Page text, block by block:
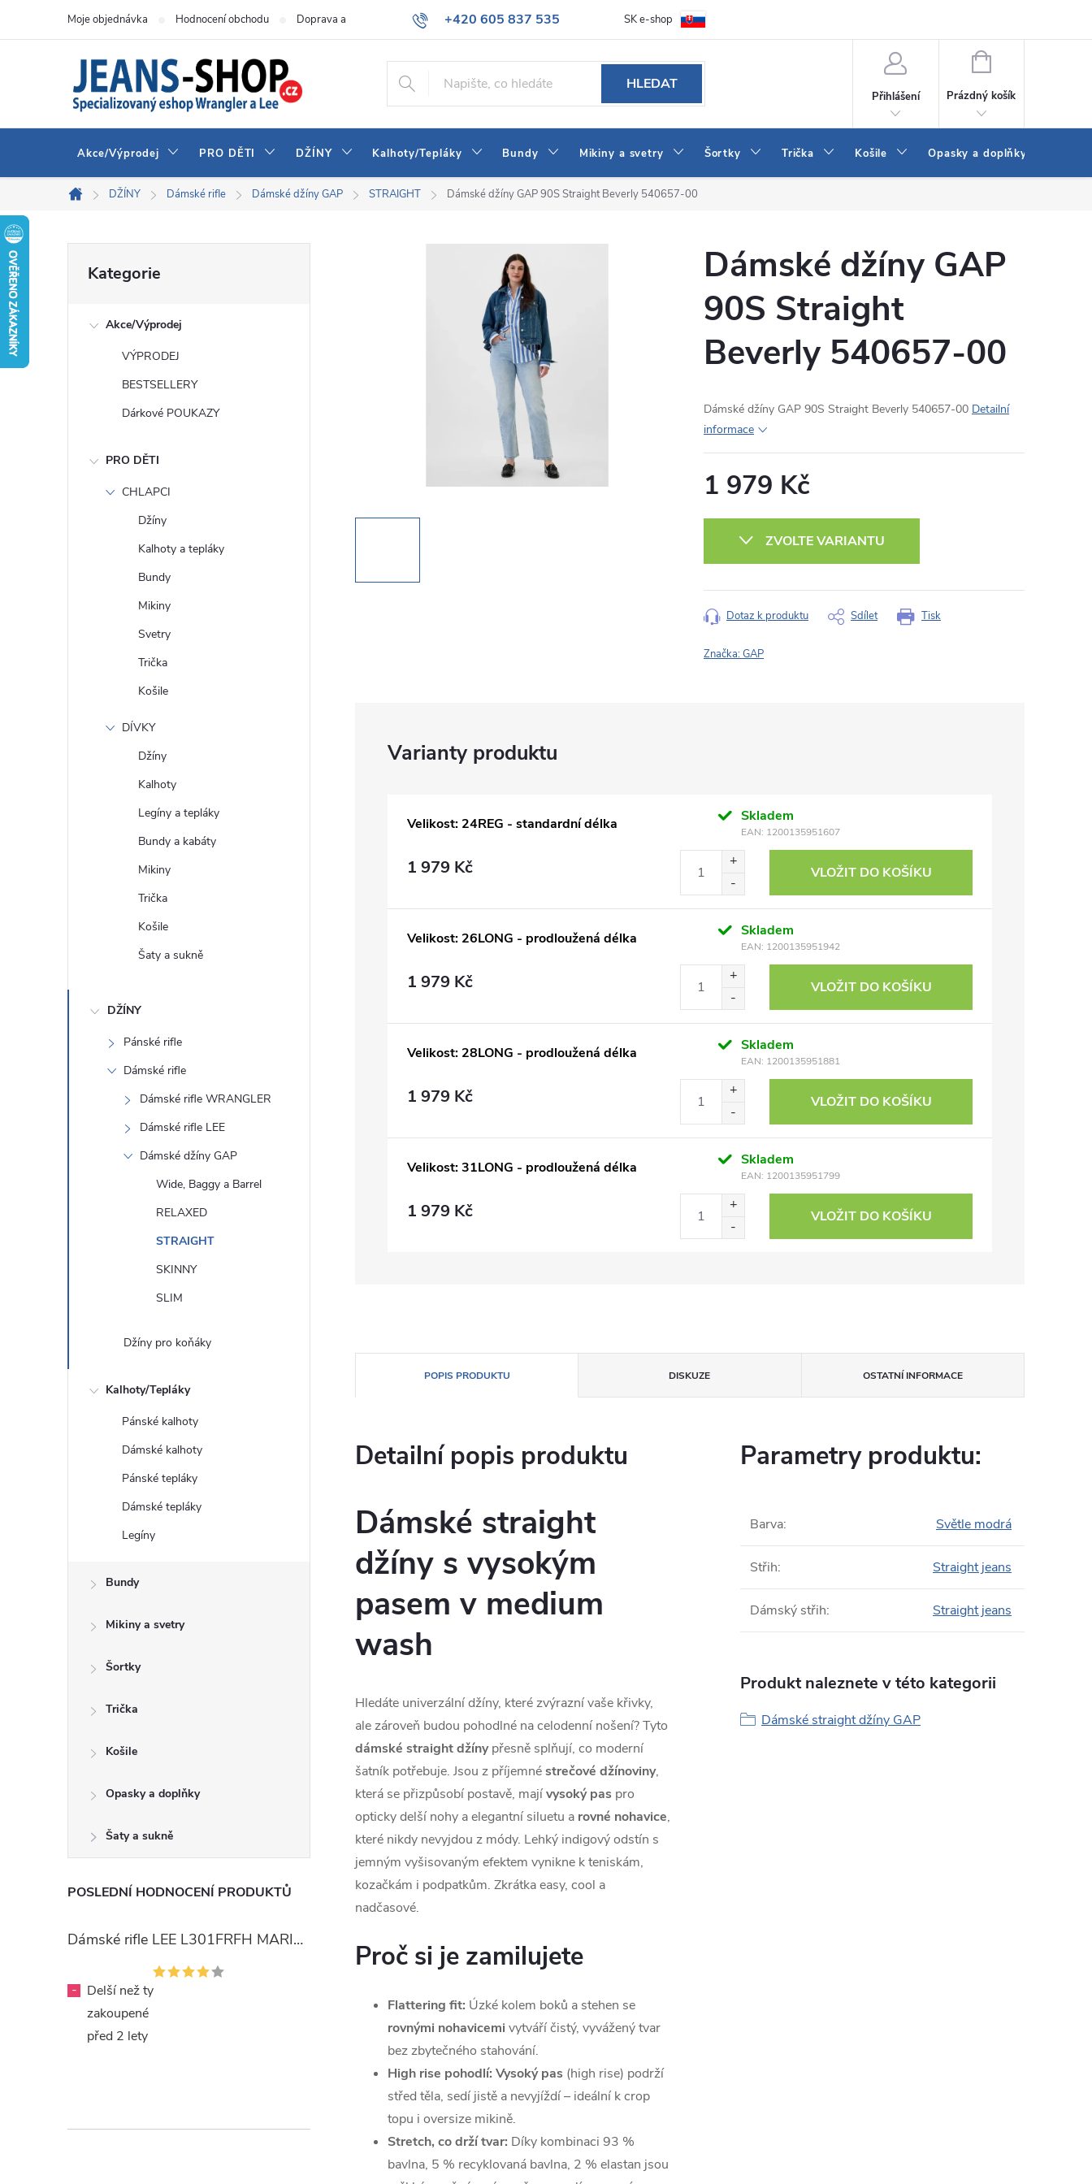
+420 605 837 535
info@jeans-shop.cz
Moje objednávka Hodnocení obchodu Doprava a platba Obchodní podmínky Naše prodejna Blog Kontakt
SK e-shop
HLEDAT
Přihlášení
NÁKUPNÍ
Prázdný košík
Akce/Výprodej PRO DĚTI DŽÍNY Kalhoty/Tepláky Bundy Mikiny a svetry Šortky Trička Košile Opasky a doplňky
Domů
DŽÍNY Dámské rifle Dámské džíny GAP STRAIGHT Dámské džíny GAP 90S Straight Beverly 540657-00
kategorie
Kategorie
Akce/Výprodej
VÝPRODEJ
BESTSELLERY
Dárkové POUKAZY
PRO DĚTI
CHLAPCI
Džíny
Kalhoty a tepláky
Bundy
Mikiny
Svetry
Trička
Košile
DÍVKY
Džíny
Kalhoty
Legíny a tepláky
Bundy a kabáty
Mikiny
Trička
Košile
Šaty a sukně
DŽÍNY
Pánské rifle
Dámské rifle
Dámské rifle WRANGLER
Dámské rifle LEE
Dámské džíny GAP
Wide, Baggy a Barrel
RELAXED
STRAIGHT
SKINNY
SLIM
Džíny pro koňáky
Kalhoty/Tepláky
Pánské kalhoty
Dámské kalhoty
Pánské tepláky
Dámské tepláky
Legíny
Bundy
Mikiny a svetry
Šortky
Trička
Košile
Opasky a doplňky
Šaty a sukně
POSLEDNÍ HODNOCENÍ PRODUKTŮ
Dámské rifle LEE L301FRFH MARION STRAIGHT RINSE
-
Delší než ty
zakoupené
před 2 lety
Dámské džíny GAP
90S Straight
Beverly 540657-00
Dámské džíny GAP 90S Straight Beverly 540657-00 Detailní
informace
1 979 Kč
ZVOLTE VARIANTU
Tisk
Dotaz k produktu Sdílet
Značka:GAP
Velikost: 24REG - standardní délka Skladem
EAN: 1200135951607
1 979 Kč VLOŽIT DO KOŠÍKU
Velikost: 26LONG - prodloužená délka Skladem
EAN: 1200135951942
1 979 Kč VLOŽIT DO KOŠÍKU
Velikost: 28LONG - prodloužená délka Skladem
EAN: 1200135951881
1 979 Kč VLOŽIT DO KOŠÍKU
Velikost: 31LONG - prodloužená délka Skladem
EAN: 1200135951799
1 979 Kč VLOŽIT DO KOŠÍKU
POPIS PRODUKTU DISKUZE OSTATNÍ INFORMACE
Detailní popis produktu
Dámské straight
džíny s vysokým
pasem v medium
wash
Hledáte univerzální džíny, které zvýrazní vaše křivky,
ale zároveň budou pohodlné na celodenní nošení? Tyto
dámské straight džínypřesně splňují, co moderní
šatník potřebuje. Jsou z příjemnéstrečové džínoviny,
která se přizpůsobí postavě, majívysoký pas pro
opticky delší nohy a elegantní siluetu a rovné nohavice,
které nikdy nevyjdou z módy. Lehký indigový odstín s
jemným vyšisovaným efektem vynikne k teniskám,
kozačkám i podpatkům. Zkrátka easy, cool a
nadčasové.
Proč si je zamilujete
Flattering fit: Úzké kolem boků a stehen se
rovnými nohavicemi vytváří čistý, vyvážený tvar
bez zbytečného stahování.
High rise pohodlí: Vysoký pas (high rise) podrží
střed těla, sedí jistě a nevyjíždí – ideální k crop
topu i oversize mikině.
Stretch, co drží tvar: Díky kombinaci 93 %
bavlna, 5 % recyklovaná bavlna, 2 % elastan jsou
Parametry produktu:
Barva: Světle modrá
Střih: Straight jeans
Dámský střih: Straight jeans
Produkt naleznete v této kategorii
Dámské straight džíny GAP